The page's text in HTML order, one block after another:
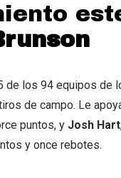
de los 94 equipos de
de campo. Le
puntos, y Josh Hart
y once rebotes.